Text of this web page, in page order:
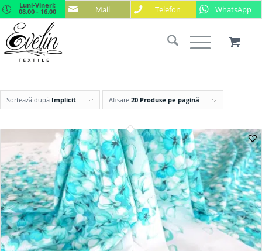
Mail Telefon WhatsApp
Luni-Vineri:
08.00 - 16.00
Sortează după Implicit Afisare 20 Produse pe pagină